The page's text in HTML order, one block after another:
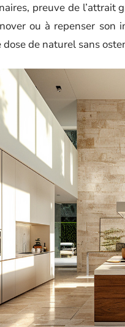
preuve de l’attrait
ou à repenser son
de naturel sans